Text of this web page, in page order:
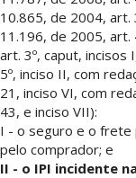
10.865, de 2004, art.
11.196, de 2005, art.
art. 3º, caput, incisos
5º, inciso II, com
21, inciso VI, com
43, e inciso VII):
I - o seguro e o frete
pelo comprador; e
II - o IPI incidente